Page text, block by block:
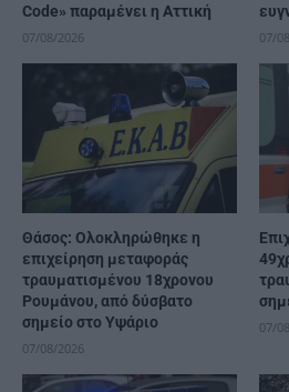
Code» παραμένει η Αττική
07/08/2026 07/
Θάσος: Ολοκληρώθηκε η
επιχείρηση μεταφοράς
τραυματισμένου 18χρονου
Ρουμάνου, από δύσβατο
σημείο στο Υψάριο
07/08/2026
07/